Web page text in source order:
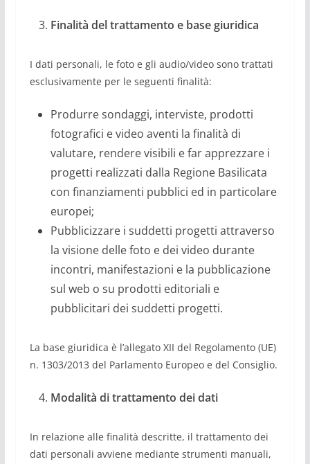
Finalità del trattamento e base giuridica
I dati personali, le foto e gli audio/video sono trattati
esclusivamente per le seguenti finalità:
Produrre sondaggi, interviste, prodotti
fotografici e video aventi la finalità di
valutare, rendere visibili e far apprezzare i
progetti realizzati dalla Regione Basilicata
con finanziamenti pubblici ed in particolare
europei;
Pubblicizzare i suddetti progetti attraverso
la visione delle foto e dei video durante
incontri, manifestazioni e la pubblicazione
sul web o su prodotti editoriali e
pubblicitari dei suddetti progetti.
La base giuridica è l’allegato XII del Regolamento (UE)
n. 1303/2013 del Parlamento Europeo e del Consiglio.
Modalità di trattamento dei dati
In relazione alle finalità descritte, il trattamento dei
dati personali avviene mediante strumenti manuali,